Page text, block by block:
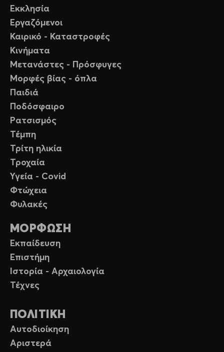
Εκκλησία
Εργαζόμενοι
Καιρικό - Καταστροφές
Κινήματα
Μετανάστες - Πρόσφυγες
Μορφές βίας - όπλα
Παιδιά
Ποδόσφαιρο
Ρατσισμός
Τέμπη
Τρίτη ηλικία
Τροχαία
Υγεία - Covid
Φτώχεια
Φυλακές
ΜΟΡΦΩΣΗ
Εκπαίδευση
Επιστήμη
Ιστορία - Αρχαιολογία
Τέχνες
ΠΟΛΙΤΙΚΗ
Αυτοδιοίκηση
Αριστερά